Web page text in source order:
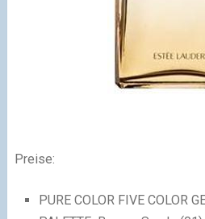
Preise:
PURE COLOR FIVE COLOR